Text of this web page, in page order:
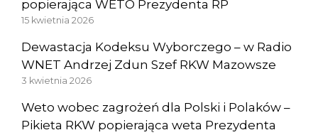
popierająca WETO Prezydenta RP
15 kwietnia 2026
Dewastacja Kodeksu Wyborczego – w Radio
WNET Andrzej Zdun Szef RKW Mazowsze
3 kwietnia 2026
Weto wobec zagrożeń dla Polski i Polaków –
Pikieta RKW popierająca weta Prezydenta